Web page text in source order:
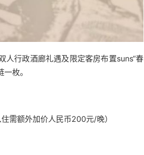
行政酒廊礼遇及限定客房布置suns“春
枚。
需额外加价人民币200元/晚）